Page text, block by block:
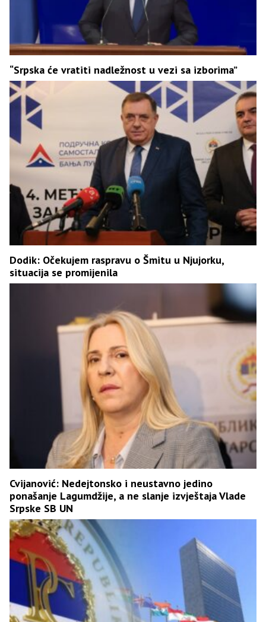
“Srpska će vratiti nadležnost u vezi sa izborima”
Dodik: Očekujem raspravu o Šmitu u Njujorku,
situacija se promijenila
Cvijanović: Nedejtonsko i neustavno jedino
ponašanje Lagumdžije, a ne slanje izvještaja Vlade
Srpske SB UN